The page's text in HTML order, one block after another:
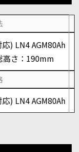
) LN4 AGM80Ah
さ：190mm
) LN4 AGM80Ah